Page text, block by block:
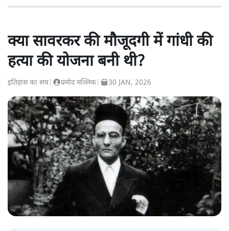
क्या सावरकर की मौजूदगी में गांधी की
हत्या की योजना बनी थी?
इतिहास का सच प्रमोद मल्लिक 30 JAN, 2026